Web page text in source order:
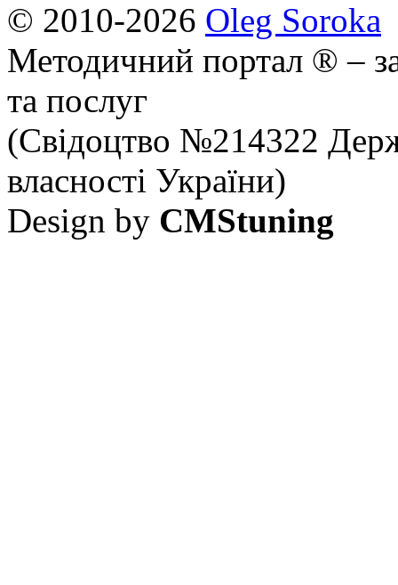
© 2010-2026 Oleg Soroka
Методичний портал ® –
та послуг
(Свідоцтво №214322
власності України)
Design by CMStuning